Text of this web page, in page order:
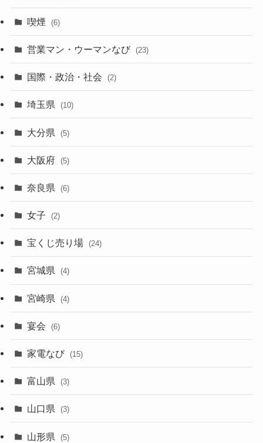
喫煙 (6)
営業マン・ウーマンなび (23)
国際・政治・社会 (2)
埼玉県 (10)
大分県 (5)
大阪府 (5)
奈良県 (6)
女子 (2)
宝くじ売り場 (24)
宮城県 (4)
宮崎県 (4)
宴会 (6)
家電なび (15)
富山県 (3)
山口県 (3)
山形県 (5)